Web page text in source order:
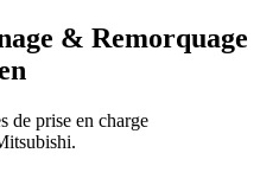
& Remorquage
de prise en charge
.